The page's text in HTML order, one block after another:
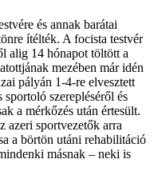
és annak barátai
ítélték. A focista testvér
alig 14 hónapot töltött a
mezében már idén
pályán 1-4-re elvesztett
sportoló szerepléséről és
a mérkőzés után értesült.
azeri sportvezetők arra
a börtön utáni rehabilitáció
másnak – neki is